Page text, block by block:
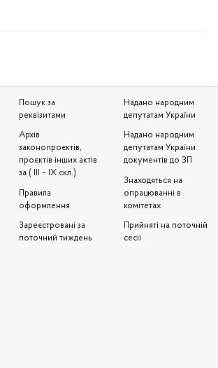
Пошук за
реквізитами
Архів
законопроєктів,
проєктів інших актів
за ( III – IX скл.)
Правила
оформлення
Зареєстровані за
поточний тиждень
Надано народним
депутатам України
Надано народним
депутатам України
документів до ЗП
Знаходяться на
опрацюванні в
комітетах
Прийняті на поточній
сесії